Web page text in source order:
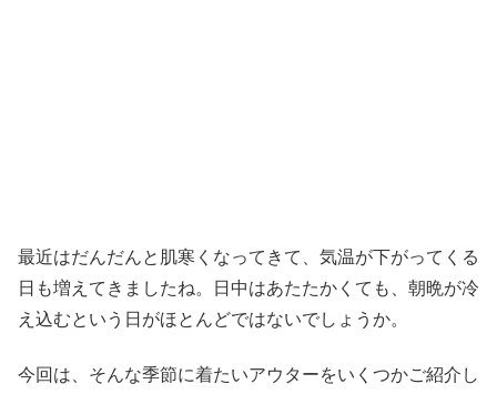
最近はだんだんと肌寒くなってきて、気温が下がってくる
日も増えてきましたね。日中はあたたかくても、朝晩が冷
え込むという日がほとんどではないでしょうか。
今回は、そんな季節に着たいアウターをいくつかご紹介し